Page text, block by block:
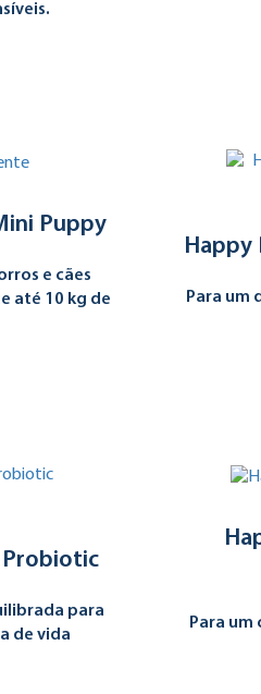
Puppy
e cães
até 10 kg de
Happy
Para um
Probiotic
para
de vida
Para